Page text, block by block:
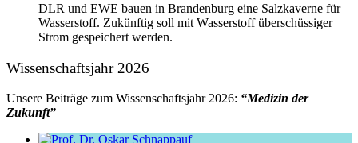
DLR und EWE bauen in Brandenburg eine Salzkaverne für
Wasserstoff. Zukünftig soll mit Wasserstoff überschüssiger
Strom gespeichert werden.
Wissenschaftsjahr 2026
Unsere Beiträge zum Wissenschaftsjahr 2026: “Medizin der
Zukunft”